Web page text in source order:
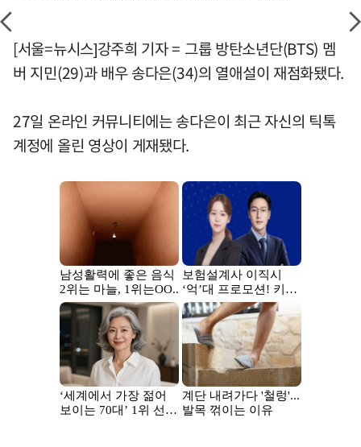
[서울=뉴시스]강주희 기자 = 그룹 방탄소년단(BTS) 멤
버 지민(29)과 배우 송다은(34)의 열애설이 재점화됐다.
27일 온라인 커뮤니티에는 송다은이 최근 자신의 틱톡
계정에 올린 영상이 게재됐다.